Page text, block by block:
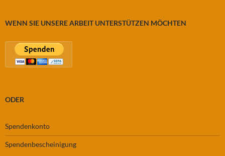
WENN SIE UNSERE ARBEIT UNTERSTÜTZEN MÖCHTEN
ODER
Spendenkonto
Spendenbescheinigung